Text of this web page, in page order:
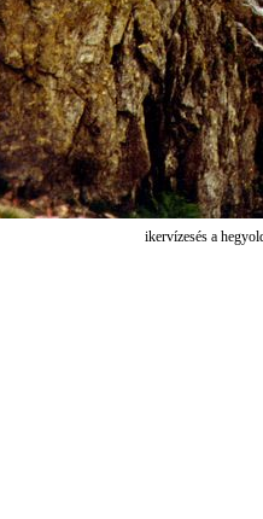
ikervízesés a